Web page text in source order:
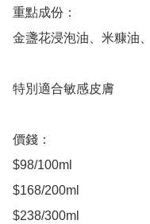
重點成份：
金盞花浸泡油、米糠油
特別適合敏感皮膚
價錢：
$98/100ml
$168/200ml
$238/300ml